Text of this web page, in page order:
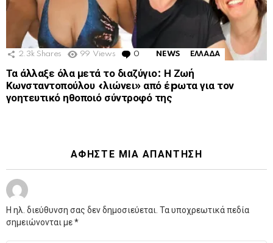
2.3k Shares 99 Views 0 Comments
NEWS ΕΛΛΑΔΑ
Τα άλλαξε όλα μετά το διαζύγιο: Η Ζωή
Κωνσταντοπούλου «λιώνει» από έpωτα για τον
γοητευτικό ηθοποιό σύντροφό της
ΑΦΉΣΤΕ ΜΙΑ ΑΠΆΝΤΗΣΗ
Η ηλ. διεύθυνση σας δεν δημοσιεύεται. Τα υποχρεωτικά πεδία
σημειώνονται με*